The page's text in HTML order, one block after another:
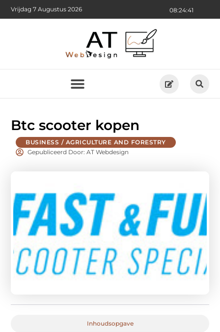
08:24:42
Vrijdag 7 Augustus 2026
Btc scooter kopen
BUSINESS / AGRICULTURE AND FORESTRY
Gepubliceerd Door: AT Webdesign
Inhoudsopgave